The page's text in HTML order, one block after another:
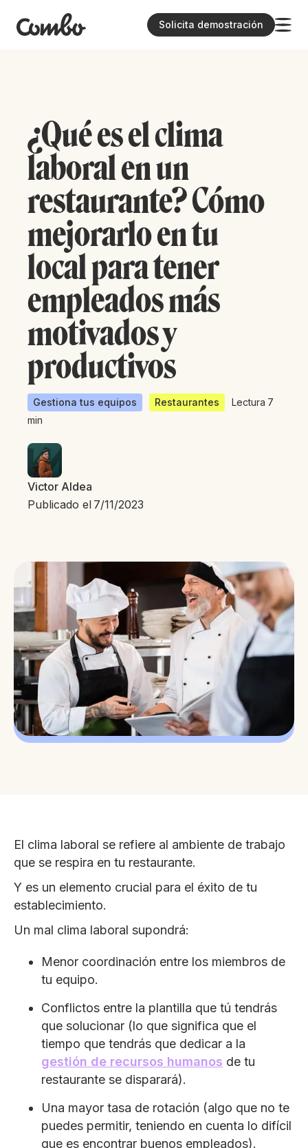
Solicita demostración
¿Qué es el clima
laboral en un
restaurante? Cómo
mejorarlo en tu
local para tener
empleados más
motivados y
productivos
Gestiona tus equipos Restaurantes Lectura 7
min
Victor Aldea
Publicado el 7/11/2023
El clima laboral se refiere al ambiente de trabajo
que se respira en tu restaurante.
Y es un elemento crucial para el éxito de tu
establecimiento.
Un mal clima laboral supondrá:
Menor coordinación entre los miembros de
tu equipo.
Conflictos entre la plantilla que tú tendrás
que solucionar (lo que significa que el
tiempo que tendrás que dedicar a la
gestión de recursos humanos de tu
restaurante se disparará).
Una mayor tasa de rotación (algo que no te
puedes permitir, teniendo en cuenta lo difícil
que es encontrar buenos empleados).